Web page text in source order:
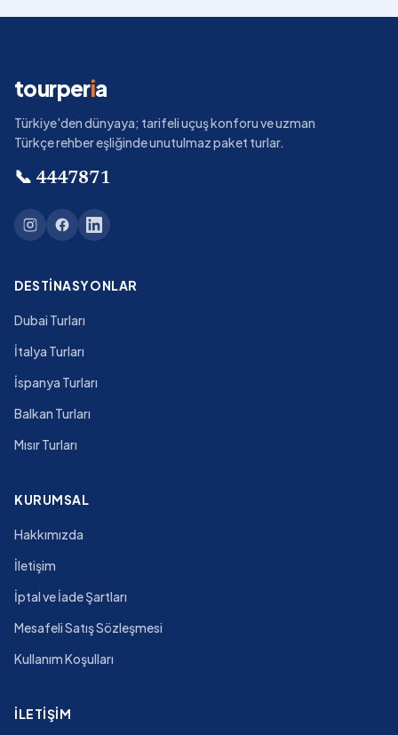
tourperia
Türkiye'den dünyaya; tarifeli uçuş konforu ve uzman
Türkçe rehber eşliğinde unutulmaz paket turlar.
📞 4447871
DESTINASYONLAR
Dubai Turları
İtalya Turları
İspanya Turları
Balkan Turları
Mısır Turları
KURUMSAL
Hakkımızda
İletişim
İptal ve İade Şartları
Mesafeli Satış Sözleşmesi
Kullanım Koşulları
İLETIŞIM